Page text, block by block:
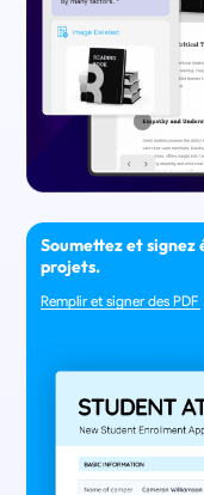
Soumettez et
projets.
Remplir et signer des PDF